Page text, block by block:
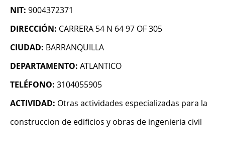
NIT: 9004372371
DIRECCIÓN: CARRERA 54 N 64 97 OF 305
CIUDAD: BARRANQUILLA
DEPARTAMENTO: ATLANTICO
TELÉFONO: 3104055905
ACTIVIDAD: Otras actividades especializadas para la
construccion de edificios y obras de ingenieria civil